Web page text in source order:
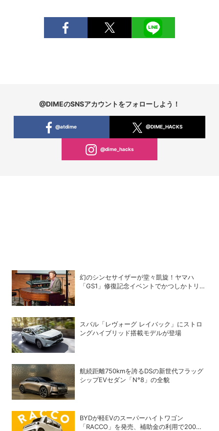
@DIMEのSNSアカウントをフォローしよう！
@atdime @DIME_HACKS
@dime_hacks
幻のシンセサイザーが堂々凱旋！ヤマハ
「GS1」修復記念イベントでかつしかトリオ
スバル「レヴォーグ レイバック」にストロ
ングハイブリッド搭載モデルが登場
航続距離750kmを誇るDSの新世代フラッグ
シップEVセダン「N°8」の全貌
BYDが軽EVのスーパーハイトワゴン
「RACCO」を発売、補助金の利用で200万